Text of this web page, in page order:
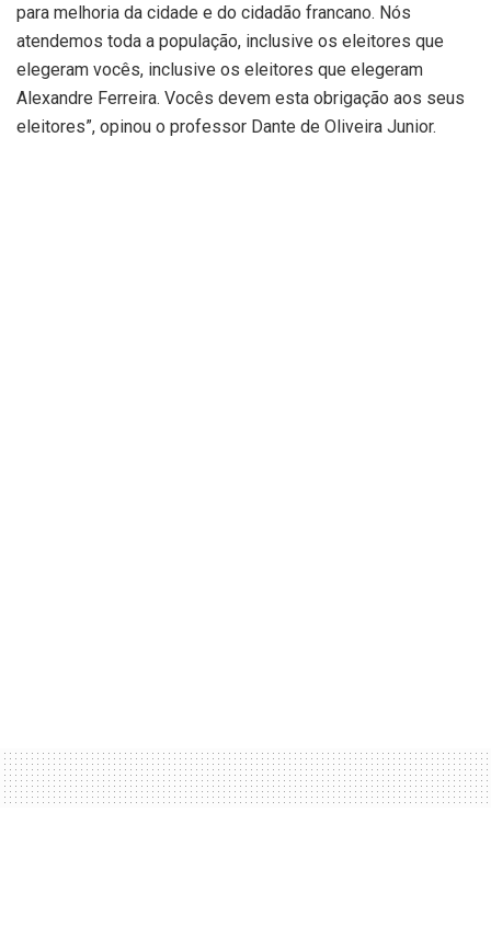
para melhoria da cidade e do cidadão francano. Nós
atendemos toda a população, inclusive os eleitores que
elegeram vocês, inclusive os eleitores que elegeram
Alexandre Ferreira. Vocês devem esta obrigação aos seus
eleitores”, opinou o professor Dante de Oliveira Junior.